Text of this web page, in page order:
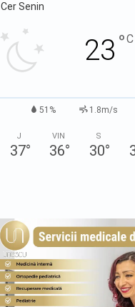
Cer Senin
23 °C
51% 1.8m/s
J
37°
VIN
36°
S
30°